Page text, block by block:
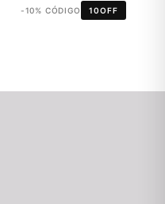
-10% CÓDIGO 10OFF